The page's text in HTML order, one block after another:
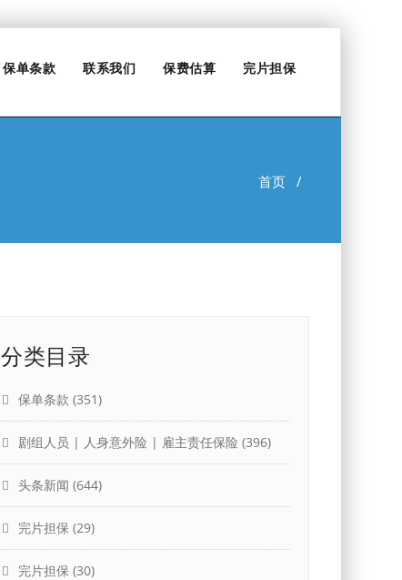
保单条款 联系我们 保费估算 完片担保
首页 /
分类目录
保单条款 (351)
剧组人员 | 人身意外险 | 雇主责任保险 (396)
头条新闻 (644)
完片担保 (29)
完片担保 (30)